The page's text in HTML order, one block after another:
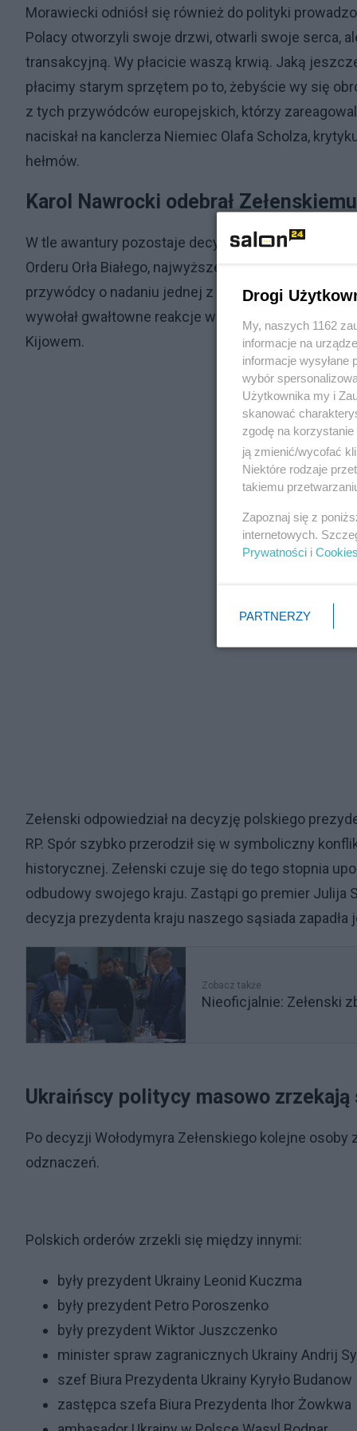
Morawiecki odniósł się również do polityki
Polacy otworzyli swoje drzwi, otwarli swoje serca,
transakcyjną. Wy płacicie waszą krwią. Jaką
płacimy starym sprzętem po to, żebyście wy się
z tych przywódców europejskich, którzy
naciskał na kanclerza Niemiec Olafa Scholza,
hełmów.
Karol Nawrocki odebrał
W tle awantury pozostaje decyzja prezydenta
Orderu Orła Białego, najwyższego polskiego
przywódcy o nadaniu jednej z jednostek Sił
wywołał gwałtowne reakcje w Polsce i
Kijowem.
Zełenski odpowiedział na decyzję polskiego
RP. Spór szybko przerodził się w symboliczny
historycznej. Zełenski czuje się do tego stopnia
odbudowy swojego kraju. Zastąpi go premier Julija
decyzja prezydenta kraju naszego sąsiada
Zobacz także
Nieoficjalnie: Zełenski
Ukraińscy politycy masowo
Po decyzji Wołodymyra Zełenskiego kolejne
odznaczeń.
Polskich orderów zrzekli się między innymi:
były prezydent Ukrainy Leonid Kuczma
były prezydent Petro Poroszenko
były prezydent Wiktor Juszczenko
minister spraw zagranicznych Ukrainy Andrij
szef Biura Prezydenta Ukrainy Kyryło Budanow
zastępca szefa Biura Prezydenta Ihor Żowkwa
Drogi
My, naszych 1162
informacje na
informacje wysyłane
wybór
Użytkownika my i
skanować
zgodę na
ją zmienić/wycofać
Niektóre rodzaje
takiemu
Zapoznaj się z
internetowych.
Prywatności i
PARTNERZY